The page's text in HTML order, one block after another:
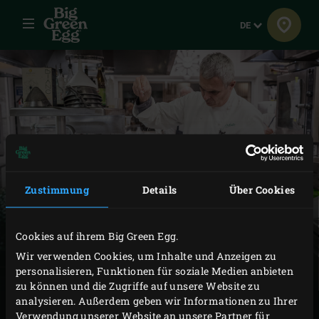
Zustimmung Details Über Cookies
Cookies auf ihrem Big Green Egg.
Wir verwenden Cookies, um Inhalte und Anzeigen zu
personalisieren, Funktionen für soziale Medien anbieten
zu können und die Zugriffe auf unsere Website zu
analysieren. Außerdem geben wir Informationen zu Ihrer
Verwendung unserer Website an unsere Partner für
Menü Sprache
DE
GASTRONOMIE
Die Gastronomie hat das Big Green Egg schnell entdeckt.
unverzichtbares Gerät, um Gerichten das gewisse Extra
zu verleihen. Das gleichmäßige Garen, die stabile
Temperatur und die Tatsache, dass ein EGG wenig